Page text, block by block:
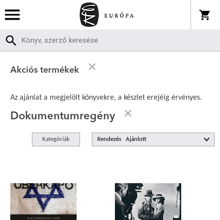
Akciós termékek
Az ajánlat a megjelölt könyvekre, a készlet erejéig érvényes.
Dokumentumregény
Kategóriák Rendezés